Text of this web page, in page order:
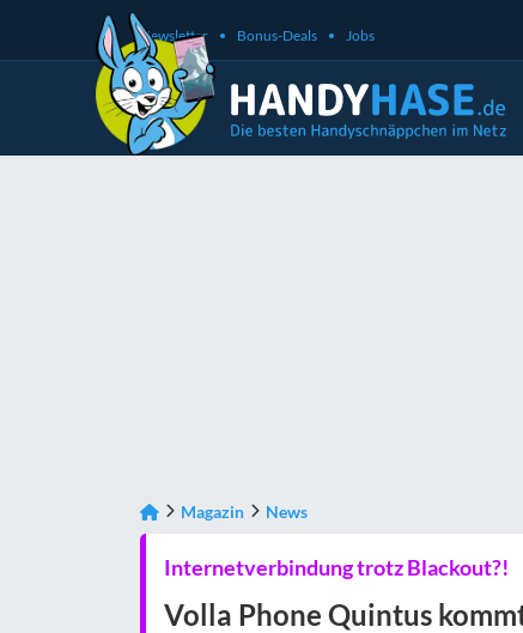
Newsletter Bonus-Deals Jobs
Magazin News
Internetverbindung trotz Blackout?!
Volla Phone Quintus